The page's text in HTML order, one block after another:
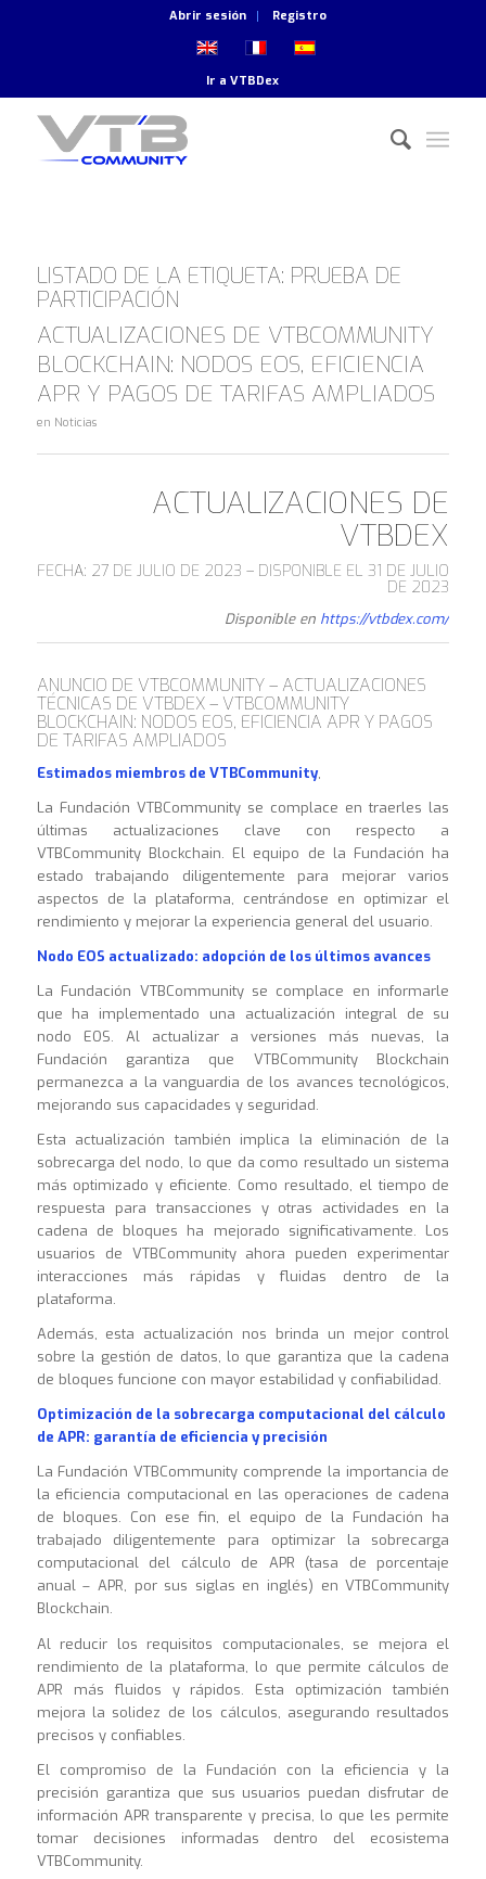
Abrir sesión Registro
Ir aVTBDex
LISTADO DE LA ETIQUETA: PRUEBA DE
PARTICIPACIÓN
ACTUALIZACIONES DE VTBCOMMUNITY
BLOCKCHAIN: NODOS EOS, EFICIENCIA
APR Y PAGOS DE TARIFAS AMPLIADOS
en Noticias
ACTUALIZACIONES DE
VTBDEX
FECHA: 27 DE JULIO DE 2023 – DISPONIBLE EL 31 DE JULIO
DE 2023
Disponible en https://vtbdex.com/
ANUNCIO DE VTBCOMMUNITY – ACTUALIZACIONES
TÉCNICAS DE VTBDEX – VTBCOMMUNITY
BLOCKCHAIN: NODOS EOS, EFICIENCIA APR Y PAGOS
DE TARIFAS AMPLIADOS
Estimados miembros de VTBCommunity,
La Fundación VTBCommunity se complace en traerles las
últimas actualizaciones clave con respecto a
VTBCommunity Blockchain. El equipo de la Fundación ha
estado trabajando diligentemente para mejorar varios
aspectos de la plataforma, centrándose en optimizar el
rendimiento y mejorar la experiencia general del usuario.
Nodo EOS actualizado: adopción de los últimos avances
La Fundación VTBCommunity se complace en informarle
que ha implementado una actualización integral de su
nodo EOS. Al actualizar a versiones más nuevas, la
Fundación garantiza que VTBCommunity Blockchain
permanezca a la vanguardia de los avances tecnológicos,
mejorando sus capacidades y seguridad.
Esta actualización también implica la eliminación de la
sobrecarga del nodo, lo que da como resultado un sistema
más optimizado y eficiente. Como resultado, el tiempo de
respuesta para transacciones y otras actividades en la
cadena de bloques ha mejorado significativamente. Los
usuarios de VTBCommunity ahora pueden experimentar
interacciones más rápidas y fluidas dentro de la
plataforma.
Además, esta actualización nos brinda un mejor control
sobre la gestión de datos, lo que garantiza que la cadena
de bloques funcione con mayor estabilidad y confiabilidad.
Optimización de la sobrecarga computacional del cálculo
de APR: garantía de eficiencia y precisión
La Fundación VTBCommunity comprende la importancia de
la eficiencia computacional en las operaciones de cadena
de bloques. Con ese fin, el equipo de la Fundación ha
trabajado diligentemente para optimizar la sobrecarga
computacional del cálculo de APR (tasa de porcentaje
anual – APR, por sus siglas en inglés) en VTBCommunity
Blockchain.
Al reducir los requisitos computacionales, se mejora el
rendimiento de la plataforma, lo que permite cálculos de
APR más fluidos y rápidos. Esta optimización también
mejora la solidez de los cálculos, asegurando resultados
precisos y confiables.
El compromiso de la Fundación con la eficiencia y la
precisión garantiza que sus usuarios puedan disfrutar de
información APR transparente y precisa, lo que les permite
tomar decisiones informadas dentro del ecosistema
VTBCommunity.